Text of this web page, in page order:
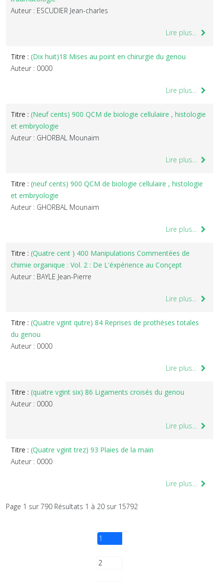
Auteur : ESCUDIER Jean-charles
Lire plus...
Titre : (Dix huit)18 Mises au point en chirurgie du genou
Auteur : 0000
Lire plus...
Titre : (Neuf cents) 900 QCM de biologie cellulaiire , histologie
et embryologie
Auteur : GHORBAL Mounaim
Lire plus...
Titre : (neuf cents) 900 QCM de biologie cellulaire , histologie
et embryologie
Auteur : GHORBAL Mounaim
Lire plus...
Titre : (Quatre cent ) 400 Manipulations Commentées de
chimie organique : Vol. 2 : De L'éxpérience au Conçept
Auteur : BAYLE Jean-Pierre
Lire plus...
Titre : (Quatre vgint qutre) 84 Reprises de prothéses totales
du genou
Auteur : 0000
Lire plus...
Titre : (quatre vgint six) 86 Ligaments croisés du genou
Auteur : 0000
Lire plus...
Titre : (Quatre vgint trez) 93 Plaies de la main
Auteur : 0000
Lire plus...
Page 1 sur 790 Résultats 1 à 20 sur 15792
1
2